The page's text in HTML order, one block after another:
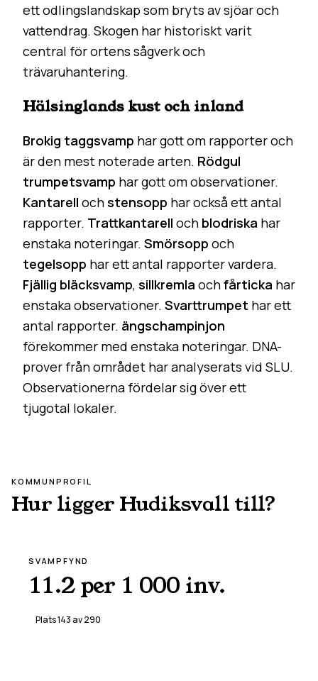
ett odlingslandskap som bryts av sjöar och
vattendrag. Skogen har historiskt varit
central för ortens sågverk och
trävaruhantering.
Hälsinglands kust och inland
Brokig taggsvamp har gott om rapporter och
är den mest noterade arten. Rödgul
trumpetsvamp har gott om observationer.
Kantarell ochstensopp har också ett antal
rapporter. Trattkantarell och blodriska har
enstaka noteringar. Smörsopp och
tegelsopp har ett antal rapporter vardera.
Fjällig bläcksvamp, sillkremla ochfårticka har
enstaka observationer. Svarttrumpet har ett
antal rapporter. ängschampinjon
förekommer med enstaka noteringar. DNA-
prover från området har analyserats vid SLU.
Observationerna fördelar sig över ett
tjugotal lokaler.
KOMMUNPROFIL
Hur ligger Hudiksvall till?
SVAMPFYND
11.2 per 1 000 inv.
Plats143 av290